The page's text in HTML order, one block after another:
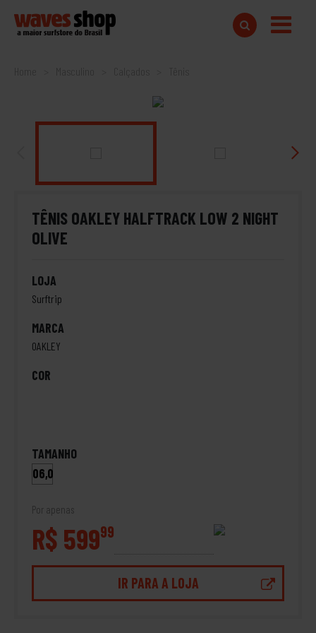
Home
TÊNIS OAKLEY HALFTRACK LOW 2 NIGHT
OLIVE
LOJA
Surftrip
MARCA
OAKLEY
COR
TAMANHO
06,0
Por apenas
R$ 59999
IR PARA A LOJA